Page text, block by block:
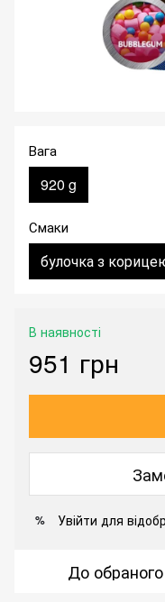
Вага
920 g
Смаки
булочка з
В наявності
951 грн
% Увійти для
До обраного